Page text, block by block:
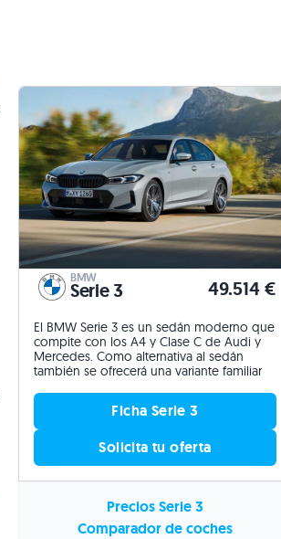
BMW
Serie 3 49.514 €
El BMW Serie 3 es un sedán moderno que
compite con los A4 y Clase C de Audi y
Mercedes. Como alternativa al sedán
también se ofrecerá una variante familiar
Ficha Serie 3
Solicita tu oferta
Precios Serie 3
Comparador de coches